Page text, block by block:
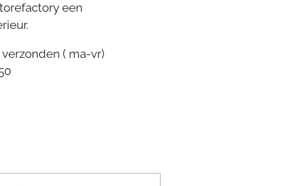
een
( ma-vr)